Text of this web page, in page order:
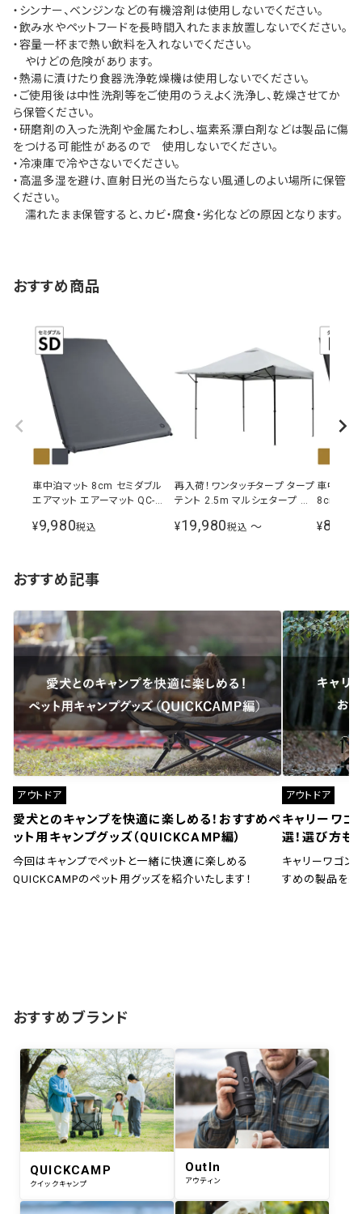
・シンナー、ベンジンなどの有機溶剤は使用しないでください。
・飲み水やペットフードを長時間入れたまま放置しないでください。
・容量一杯まで熱い飲料を入れないでください。
やけどの危険があります。
・熱湯に漬けたり食器洗浄乾燥機は使用しないでください。
・ご使用後は中性洗剤等をご使用のうえよく洗浄し、乾燥させてか
ら保管ください。
・研磨剤の入った洗剤や金属たわし、塩素系漂白剤などは製品に傷
をつける可能性があるので 使用しないでください。
・冷凍庫で冷やさないでください。
・高温多湿を避け、直射日光の当たらない風通しのよい場所に保管
ください。
濡れたまま保管すると、カビ・腐食・劣化などの原因となります。
おすすめ商品
車中泊マット 8cm セミダブル
エアマット エアーマット QC-
¥9,980税込
再入荷！ワンタッチタープ タープ
テント 2.5m マルシェタープ ホ
べるサイドシートセット 風よけ
¥19,980税込 〜
車中泊マ
8cm厚 エ
¥8,980
おすすめ記事
アウトドア
愛犬とのキャンプを快適に楽しめる！おすすめペ
ット用キャンプグッズ（QUICKCAMP編）
今回はキャンプでペットと一緒に快適に楽しめる
QUICKCAMPのペット用グッズを紹介いたします！
アウトドア
キャリーワゴ
選！選び方も
キャリーワゴン
すめの製品を紹
おすすめブランド
QUICKCAMP
クイックキャンプ
OutIn
アウティン